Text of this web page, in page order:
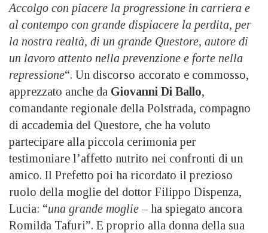
Accolgo con piacere la progressione in carriera e
al contempo con grande dispiacere la perdita, per
la nostra realtà, di un grande Questore, autore di
un lavoro attento nella prevenzione e forte nella
repressione“. Un discorso accorato e commosso,
apprezzato anche da Giovanni Di Ballo,
comandante regionale della Polstrada, compagno
di accademia del Questore, che ha voluto
partecipare alla piccola cerimonia per
testimoniare l’affetto nutrito nei confronti di un
amico. Il Prefetto poi ha ricordato il prezioso
ruolo della moglie del dottor Filippo Dispenza,
Lucia: “una grande moglie – ha spiegato ancora
Romilda Tafuri”. E proprio alla donna della sua